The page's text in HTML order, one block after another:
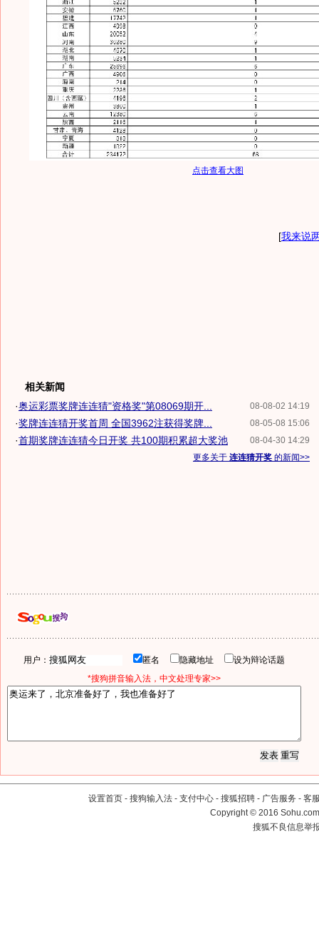
点击查看大图
[我来说
相关新闻
08-08-02 14:19
·奥运彩票奖牌连连猜"资格奖"第08069期开...
08-05-08 15:06
·奖牌连连猜开奖首周 全国3962注获得奖牌...
08-04-30 14:29
·首期奖牌连连猜今日开奖 共100期积累超大奖池
更多关于 连连猜开奖 的新闻>>
用户： 匿名 隐藏地址
设为辩论话题
*搜狗拼音输入法，中文处理专家>>
设置首页 - 搜狗输入法 - 支付中心 - 搜狐招聘 - 广告服务 - 客
Copyright©2016
搜狐不良信息举